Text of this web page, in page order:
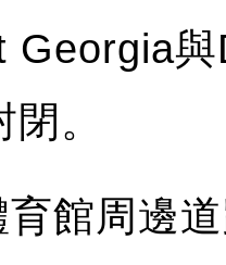
Georgia
。
育館周邊